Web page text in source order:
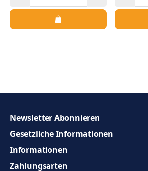
Gesetzliche Informationen
Informationen
Zahlungsarten
Newsletter Abonnieren